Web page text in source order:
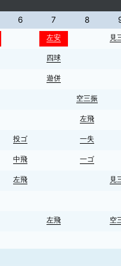
6 7 8
左安 見
四球
遊併
空三振
左飛
投ゴ 一失
中飛 一ゴ
左飛 見
左飛 空